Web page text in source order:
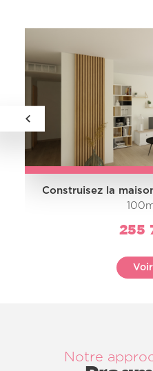
Construisez la
255
Notre